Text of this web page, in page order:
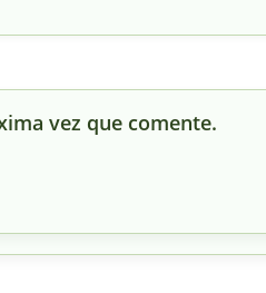
vez que comente.